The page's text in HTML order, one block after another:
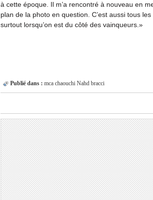
à cette époque. Il m’a rencontré à nouveau en
plan de la photo en question. C’est aussi tous
surtout lorsqu’on est du côté des vainqueurs.»
Publié dans : mca chaouchi Nahd bracci